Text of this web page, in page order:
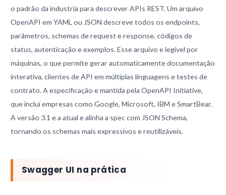
o padrão da industria para descrever APIs REST. Um arquivo
OpenAPI em YAML ou JSON descreve todos os endpoints,
parâmetros, schemas de request e response, códigos de
status, autenticação e exemplos. Esse arquivo e legível por
máquinas, o que permite gerar automaticamente documentação
interativa, clientes de API em múltiplas linguagens e testes de
contrato. A especificação e mantida pela OpenAPI Initiative,
que inclui empresas como Google, Microsoft, IBM e SmartBear.
A versão 3.1 e a atual e alinha a spec com JSON Schema,
tornando os schemas mais expressivos e reutilizáveis.
Swagger UI na prática